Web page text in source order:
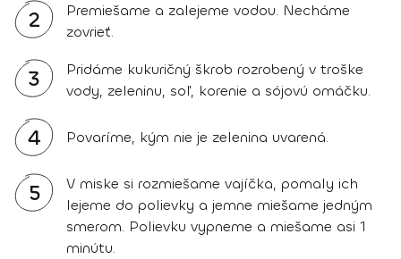
2
Premiešame a zalejeme vodou. Necháme
zovrieť.
3
Pridáme kukuričný škrob rozrobený v troške
vody, zeleninu, soľ, korenie a sójovú omáčku.
4 Povaríme, kým nie je zelenina uvarená.
5
V miske si rozmiešame vajíčka, pomaly ich
lejeme do polievky a jemne miešame jedným
smerom. Polievku vypneme a miešame asi 1
minútu.